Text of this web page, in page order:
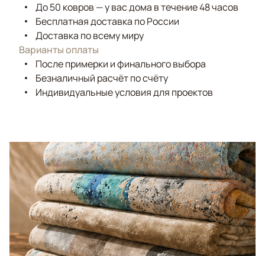
До 50 ковров — у вас дома в течение 48 часов
Бесплатная доставка по России
Доставка по всему миру
Варианты оплаты
После примерки и финального выбора
Безналичный расчёт по счёту
Индивидуальные условия для проектов